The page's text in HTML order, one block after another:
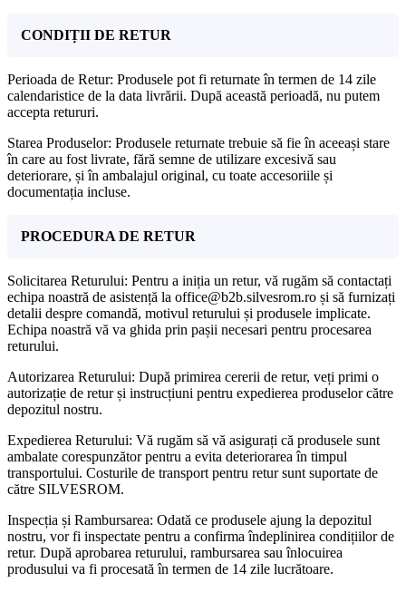
CONDIȚII DE RETUR
Perioada de Retur: Produsele pot fi returnate în termen de 14 zile
calendaristice de la data livrării. După această perioadă, nu putem
accepta retururi.
Starea Produselor: Produsele returnate trebuie să fie în aceeași stare
în care au fost livrate, fără semne de utilizare excesivă sau
deteriorare, și în ambalajul original, cu toate accesoriile și
documentația incluse.
PROCEDURA DE RETUR
Solicitarea Returului: Pentru a iniția un retur, vă rugăm să contactați
echipa noastră de asistență la office@b2b.silvesrom.ro și să furnizați
detalii despre comandă, motivul returului și produsele implicate.
Echipa noastră vă va ghida prin pașii necesari pentru procesarea
returului.
Autorizarea Returului: După primirea cererii de retur, veți primi o
autorizație de retur și instrucțiuni pentru expedierea produselor către
depozitul nostru.
Expedierea Returului: Vă rugăm să vă asigurați că produsele sunt
ambalate corespunzător pentru a evita deteriorarea în timpul
transportului. Costurile de transport pentru retur sunt suportate de
către SILVESROM.
Inspecția și Rambursarea: Odată ce produsele ajung la depozitul
nostru, vor fi inspectate pentru a confirma îndeplinirea condițiilor de
retur. După aprobarea returului, rambursarea sau înlocuirea
produsului va fi procesată în termen de 14 zile lucrătoare.